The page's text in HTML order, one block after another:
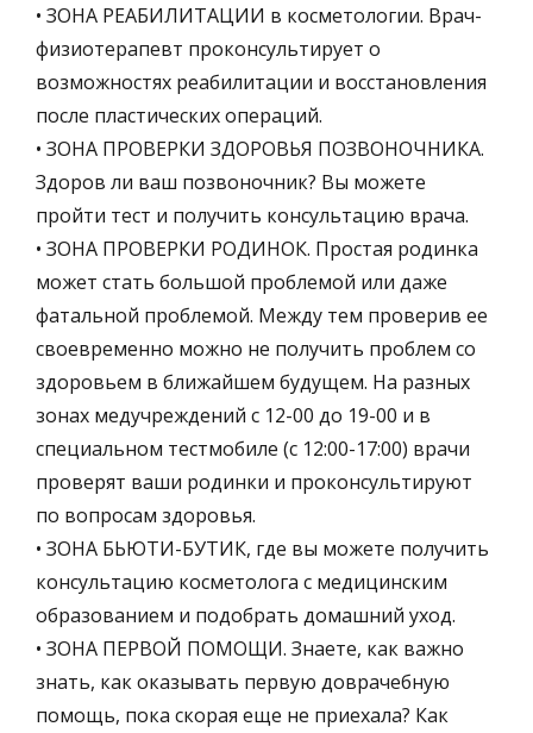
• ЗОНА РЕАБИЛИТАЦИИ в косметологии. Врач-
физиотерапевт проконсультирует о
возможностях реабилитации и восстановления
после пластических операций.
• ЗОНА ПРОВЕРКИ ЗДОРОВЬЯ ПОЗВОНОЧНИКА.
Здоров ли ваш позвоночник? Вы можете
пройти тест и получить консультацию врача.
• ЗОНА ПРОВЕРКИ РОДИНОК. Простая родинка
может стать большой проблемой или даже
фатальной проблемой. Между тем проверив ее
своевременно можно не получить проблем со
здоровьем в ближайшем будущем. На разных
зонах медучреждений с 12-00 до 19-00 и в
специальном тестмобиле (с 12:00-17:00) врачи
проверят ваши родинки и проконсультируют
по вопросам здоровья.
• ЗОНА БЬЮТИ-БУТИК, где вы можете получить
консультацию косметолога с медицинским
образованием и подобрать домашний уход.
• ЗОНА ПЕРВОЙ ПОМОЩИ. Знаете, как важно
знать, как оказывать первую доврачебную
помощь, пока скорая еще не приехала? Как